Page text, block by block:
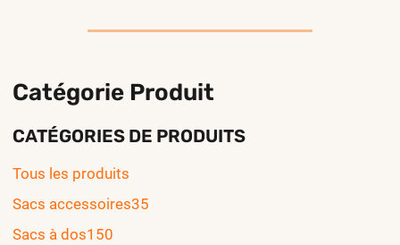
Catégorie Produit
CATÉGORIES DE PRODUITS
Tous les produits
Sacs accessoires35
Sacs à dos150